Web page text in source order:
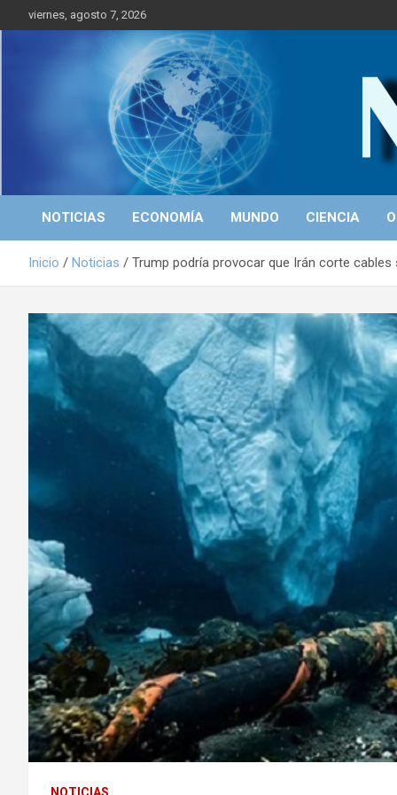
a
n
d
viernes, agosto 7, 2026
NICALEAKS
Portal de Noticias
NOTICIAS ECONOMÍA MUNDO CIENCIA
Inicio Noticias Trump podría provocar que Irán corte cables